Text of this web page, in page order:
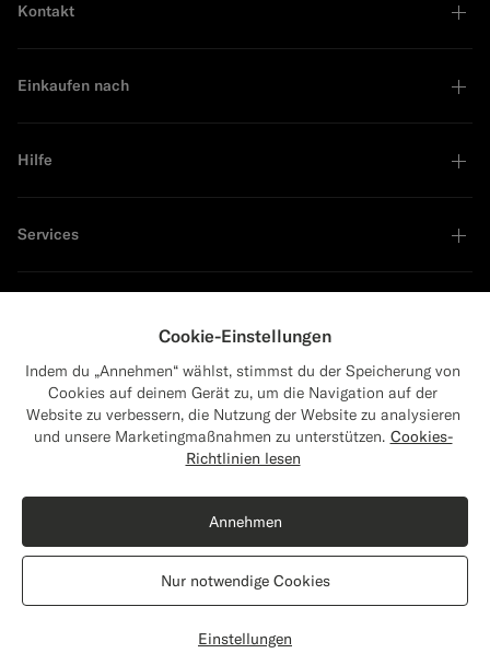
Kontakt
Einkaufen nach
Hilfe
Services
Führend in Nachhaltigkeit
Close
Versand nach Die Vereinigten Staaten?
relevante Produkte und Inhalte zu sehen.
Die Vereinigten Staaten(USD)
Standort wechseln
Cookie-Einstellungen
Indem du „Annehmen“ wählst, stimmst du der Speicherung von
Cookies auf deinem Gerät zu, um die Navigation auf der
Website zu verbessern, die Nutzung der Website zu analysieren
und unsere Marketingmaßnahmen zu unterstützen. Cookies-
Richtlinien lesen
Einstellungen
Nur notwendige Cookies
Annehmen